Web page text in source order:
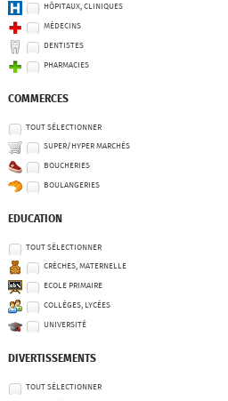
HÔPITAUX, CLINIQUES
MÉDECINS
DENTISTES
PHARMACIES
COMMERCES
TOUT SÉLECTIONNER
SUPER/HYPER MARCHÉS
BOUCHERIES
BOULANGERIES
EDUCATION
TOUT SÉLECTIONNER
CRÈCHES, MATERNELLE
ECOLE PRIMAIRE
COLLÈGES, LYCÉES
UNIVERSITÉ
DIVERTISSEMENTS
TOUT SÉLECTIONNER